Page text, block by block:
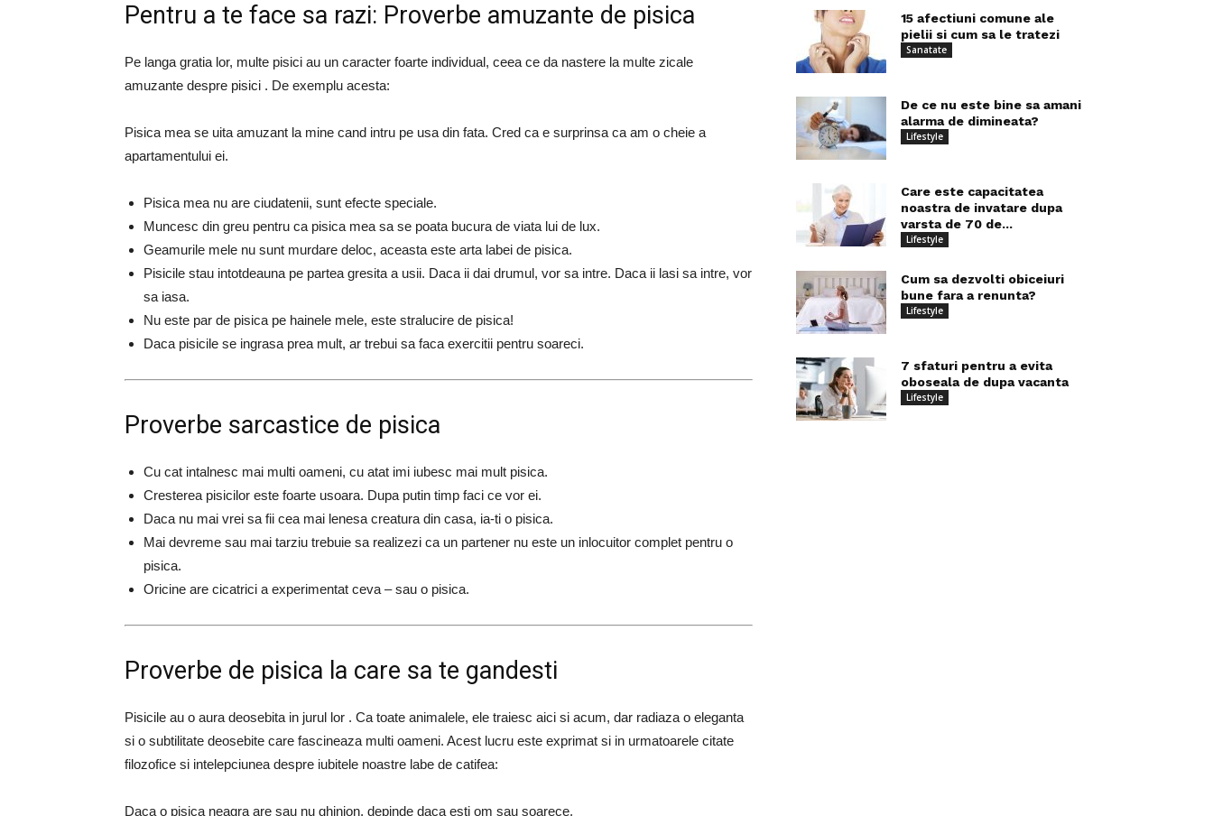
Pentru a te face sa razi: Proverbe amuzante de pisica
Pe langa gratia lor, multe pisici au un caracter foarte individual, ceea ce da nastere la multe zicale
amuzante despre pisici . De exemplu acesta:
Pisica mea se uita amuzant la mine cand intru pe usa din fata. Cred ca e surprinsa ca am o cheie a
apartamentului ei.
Pisica mea nu are ciudatenii, sunt efecte speciale.
Muncesc din greu pentru ca pisica mea sa se poata bucura de viata lui de lux.
Geamurile mele nu sunt murdare deloc, aceasta este arta labei de pisica.
Pisicile stau intotdeauna pe partea gresita a usii. Daca ii dai drumul, vor sa intre. Daca ii lasi sa intre, vor
sa iasa.
Nu este par de pisica pe hainele mele, este stralucire de pisica!
Daca pisicile se ingrasa prea mult, ar trebui sa faca exercitii pentru soareci.
Proverbe sarcastice de pisica
Cu cat intalnesc mai multi oameni, cu atat imi iubesc mai mult pisica.
Cresterea pisicilor este foarte usoara. Dupa putin timp faci ce vor ei.
Daca nu mai vrei sa fii cea mai lenesa creatura din casa, ia-ti o pisica.
Mai devreme sau mai tarziu trebuie sa realizezi ca un partener nu este un inlocuitor complet pentru o
pisica.
Oricine are cicatrici a experimentat ceva – sau o pisica.
Proverbe de pisica la care sa te gandesti
Pisicile au o aura deosebita in jurul lor . Ca toate animalele, ele traiesc aici si acum, dar radiaza o eleganta
si o subtilitate deosebite care fascineaza multi oameni. Acest lucru este exprimat si in urmatoarele citate
filozofice si intelepciunea despre iubitele noastre labe de catifea:
Daca o pisica neagra are sau nu ghinion, depinde daca esti om sau soarece.
15 afectiuni comune ale
pielii si cum sa le tratezi
Sanatate
De ce nu este bine sa amani
alarma de dimineata?
Lifestyle
Care este capacitatea
noastra de invatare dupa
varsta de 70 de...
Lifestyle
Cum sa dezvolti obiceiuri
bune fara a renunta?
Lifestyle
7 sfaturi pentru a evita
oboseala de dupa vacanta
Lifestyle